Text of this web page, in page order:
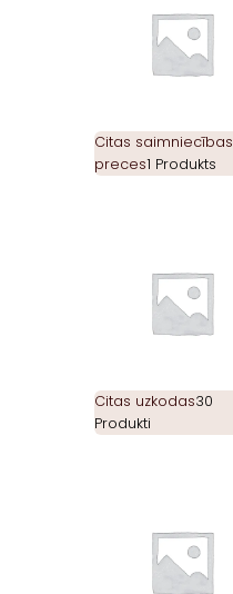
Citas saimniecības
preces1 Produkts
Citas uzkodas30
Produkti